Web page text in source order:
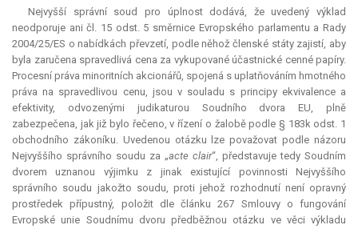
Nejvyšší správní soud pro úplnost dodává, že uvedený výklad
neodporuje ani čl. 15 odst. 5 směrnice Evropského parlamentu a Rady
2004/25/ES o nabídkách převzetí, podle něhož členské státy zajistí, aby
byla zaručena spravedlivá cena za vykupované účastnické cenné papíry.
Procesní práva minoritních akcionářů, spojená s uplatňováním hmotného
práva na spravedlivou cenu, jsou v souladu s principy ekvivalence a
efektivity, odvozenými judikaturou Soudního dvora EU, plně
zabezpečena, jak již bylo řečeno, v řízení o žalobě podle § 183k odst. 1
obchodního zákoníku. Uvedenou otázku lze považovat podle názoru
Nejvyššího správního soudu za „acte clair“, představuje tedy Soudním
dvorem uznanou výjimku z jinak existující povinnosti Nejvyššího
správního soudu jakožto soudu, proti jehož rozhodnutí není opravný
prostředek přípustný, položit dle článku 267 Smlouvy o fungování
Evropské unie Soudnímu dvoru předběžnou otázku ve věci výkladu